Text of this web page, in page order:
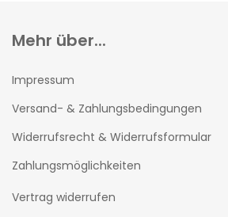
Mehr über...
Impressum
Versand- & Zahlungsbedingungen
Widerrufsrecht & Widerrufsformular
Zahlungsmöglichkeiten
Vertrag widerrufen